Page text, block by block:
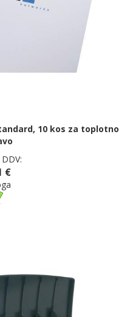
10 kos za toplotno
€